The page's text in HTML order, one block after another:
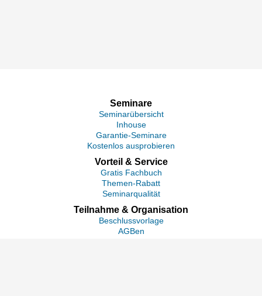
Seminare
Seminarübersicht
Inhouse
Garantie-Seminare
Kostenlos ausprobieren
Vorteil & Service
Gratis Fachbuch
Themen-Rabatt
Seminarqualität
Teilnahme & Organisation
Beschlussvorlage
AGBen